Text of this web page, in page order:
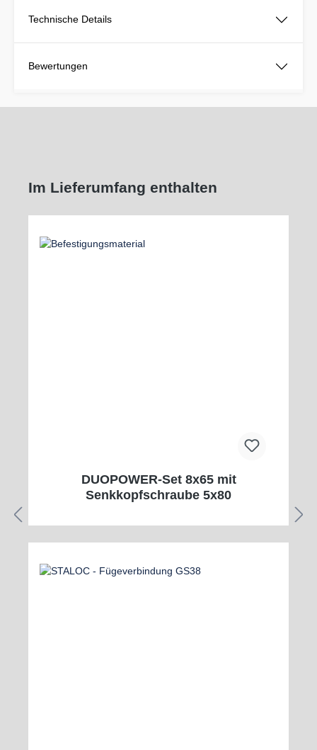
Technische Details
Bewertungen
Im Lieferumfang enthalten
DUOPOWER-Set 8x65 mit
Senkkopfschraube 5x80